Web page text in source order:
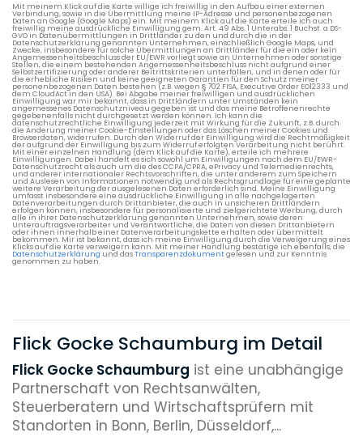
Mit meinem Klick auf die Karte willige ich freiwillig in den Aufbau einer externen
Verbindung, sowie in die Übermittlung meine IP-Adresse und personenbezogenen
Daten an Google (Google Maps) ein. Mit meinem Klick auf die Karte erteile ich auch
freiwillig meine ausdrückliche Einwilligung gem. Art. 49 Abs. 1 Unterabs. 1 Buchst. a DS-
GVO in Datenübermittlungen in Drittländer zu den und durch die in der
Datenschutzerklärung genannten Unternehmen, einschließlich Google Maps, und
Zwecke, insbesondere für solche Übermittlungen an Drittländer für die ein oder kein
Angemessenheitsbeschluss der EU/EWR vorliegt sowie an Unternehmen oder sonstige
Stellen, die einem bestehenden Angemessenheitsbeschluss nicht aufgrund einer
Selbstzertifizierung oder anderer Beitrittskriterien unterfallen, und in denen oder für
die erhebliche Risiken und keine geeigneten Garantien für den Schutz meiner
personenbezogenen Daten bestehen (z.B. wegen § 702 FISA, Executive Order EO12333 und
dem CloudAct in den USA). Bei Abgabe meiner freiwilligen und ausdrücklichen
Einwilligung war mir bekannt, dass in Drittländern unter Umständen kein
angemessenes Datenschutzniveau gegeben ist und das meine Betroffenenrechte
gegebenenfalls nicht durchgesetzt werden können. Ich kann die
datenschutzrechtliche Einwilligung jederzeit mit Wirkung für die Zukunft, z.B. durch
die Änderung meiner Cookie-Einstellungen oder das Löschen meiner Cookies und
Browserdaten, widerrufen. Durch den Widerruf der Einwilligung wird die Rechtmäßigkeit
der aufgrund der Einwilligung bis zum Widerruf erfolgten Verarbeitung nicht berührt.
Mit einer einzelnen Handlung (dem Klick auf die Karte), erteile ich mehrere
Einwilligungen. Dabei handelt es sich sowohl um Einwilligungen nach dem EU/EWR-
Datenschutzrecht als auch um die des CCPA/CPRA, ePrivacy und Telemedienrechts,
und anderer internationaler Rechtsvorschriften, die unter anderem zum Speichern
und Auslesen von Informationen notwendig und als Rechtsgrundlage für eine geplante
weitere Verarbeitung der ausgelesenen Daten erforderlich sind. Meine Einwilligung
umfasst insbesondere eine ausdrückliche Einwilligung in alle nachgelagerten
Datenverarbeitungen durch Drittanbieter, die auch in unsicheren Drittländern
erfolgen können, insbesondere für personalisierte und zielgerichtete Werbung, durch
alle in ihrer Datenschutzerklärung genannten Unternehmen, sowie deren
Unterauftragsverarbeiter und Verantwortliche, die Daten von diesen Drittanbietern
oder ihnen innerhalb einer Datenverarbeitungskette erhalten oder übermittelt
bekommen. Mir ist bekannt, dass ich meine Einwilligung durch die Verweigerung eines
Klicks auf die Karte verweigern kann. Mit meiner Handlung bestätige ich ebenfalls, die
Datenschutzerklärung und dasTransparenzdokumentgelesen und zur Kenntnis
genommen zu haben.
Flick Gocke Schaumburg im Detail
Flick Gocke Schaumburg ist eine unabhängige
Partnerschaft von Rechtsanwälten,
Steuerberatern und Wirtschaftsprüfern mit
Standorten in Bonn, Berlin, Düsseldorf,...